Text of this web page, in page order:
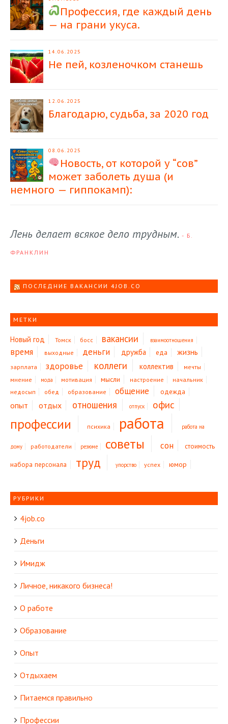
Профессия, где каждый день
— на грани укуса.
14.06.2025
Не пей, козленочком станешь
12.06.2025
Благодарю, судьба, за 2020 год
08.06.2025
Новость, от которой у “сов”
может заболеть душа (и
немного — гиппокамп):
Лень делает всякое дело трудным. - Б.
ФРАНКЛИН
ПОСЛЕДНИЕ ВАКАНСИИ 4JOB.CO
МЕТКИ
Новый год Томск босс вакансии взаимоотношения
время выходные деньги дружба еда жизнь
зарплата здоровье коллеги коллектив
мечты
мнение
мода мотивация мысли настроение
начальник
недосып
обед образование общение одежда
опыт отдых отношения отпуск офис
профессии психика работа работа на
дому работодатели резюме советы сон стоимость
набора персонала труд упорство успех юмор
РУБРИКИ
4job.co
Деньги
Имидж
Личное, никакого бизнеса!
О работе
Образование
Опыт
Отдыхаем
Питаемся правильно
Профессии